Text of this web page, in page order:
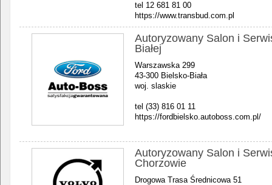
tel 12 681 81 00
https://www.transbud.com.pl
Autoryzowany Salon i
Białej
Warszawska 299
43-300 Bielsko-Biała
woj. slaskie
tel (33) 816 01 11
https://fordbielsko.autoboss.com.pl/
Autoryzowany Salon i
Chorzowie
Drogowa Trasa Średnicowa 51